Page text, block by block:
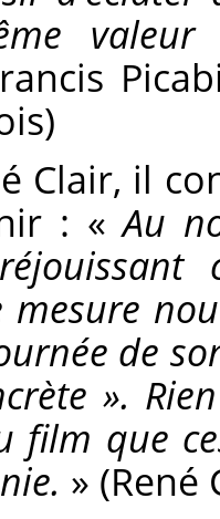
valeur
Clair, il
: «Au
mesure
de
».
film que
» (René